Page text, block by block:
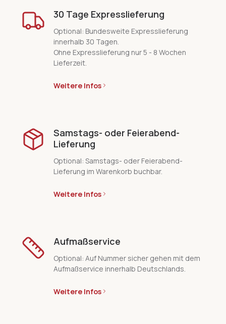
30 Tage Expresslieferung
Optional: Bundesweite Expresslieferung
innerhalb 30 Tagen.
Ohne Expresslieferung nur 5 - 8 Wochen
Lieferzeit.
Weitere Infos
Samstags- oder Feierabend-
Lieferung
Optional: Samstags- oder Feierabend-
Lieferung im Warenkorb buchbar.
Weitere Infos
Aufmaßservice
Optional: Auf Nummer sicher gehen mit dem
Aufmaßservice innerhalb Deutschlands.
Weitere Infos